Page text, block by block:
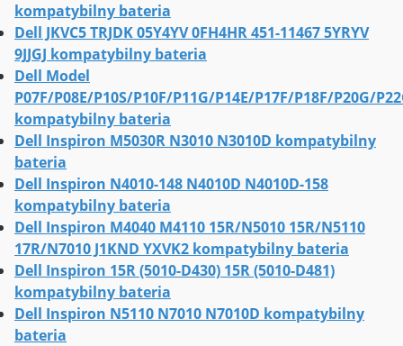
kompatybilny bateria
Dell JKVC5 TRJDK 05Y4YV 0FH4HR 451-11467 5YRYV
9JJGJ kompatybilny bateria
Dell Model
P07F/P08E/P10S/P10F/P11G/P14E/P17F/P18F/P20G/
kompatybilny bateria
Dell Inspiron M5030R N3010 N3010D kompatybilny
bateria
Dell Inspiron N4010-148 N4010D N4010D-158
kompatybilny bateria
Dell Inspiron M4040 M4110 15R/N5010 15R/N5110
17R/N7010 J1KND YXVK2 kompatybilny bateria
Dell Inspiron 15R (5010-D430) 15R (5010-D481)
kompatybilny bateria
Dell Inspiron N5110 N7010 N7010D kompatybilny
bateria